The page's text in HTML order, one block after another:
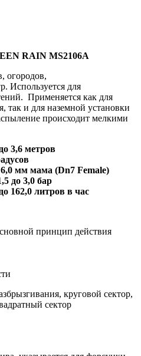
RAIN MS2106A
огородов,
Используется для
Применяется как для
так и для наземной установки
происходит мелкими
3,6 метров
мм мама (Dn7 Female)
до 3,0 бар
162,0 литров в час
принцип действия
круговой сектор,
сектор